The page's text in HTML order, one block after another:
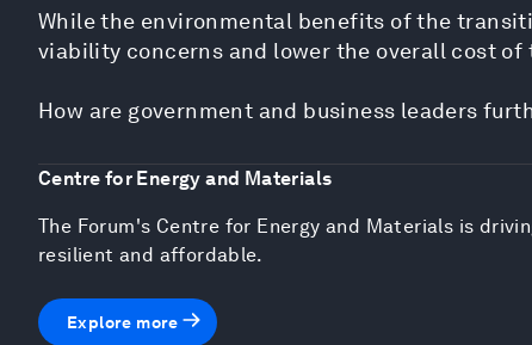
While the environmental benefits of the
viability concerns and lower the overall cost
How are government and business leaders
Centre for Energy and Materials
The Forum's Centre for Energy and Materials is
resilient and affordable.
Explore more